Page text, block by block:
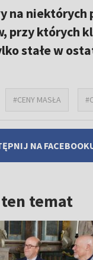
na niektórych
przy których
stałe w
#CENY MASŁA
NA
temat